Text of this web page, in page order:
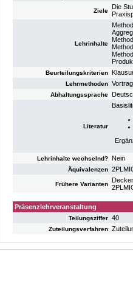
Ziele
Die
Lehrinhalte
Beurteilungskriterien
Lehrmethoden
Abhaltungssprache
Literatur
Lehrinhalte wechselnd? Nein
Äquivalenzen
Frühere Varianten
Präsenzlehrveranstaltung
Teilungsziffer 40
Zuteilungsverfahren